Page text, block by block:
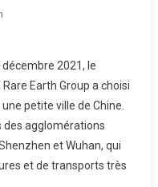
2021, le
Earth Group a choisi
petite ville de Chine.
des agglomérations
et Wuhan, qui
et de transports très